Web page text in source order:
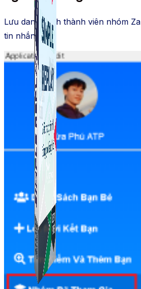
Simple Replay
Lưu danh sách thành viên nhóm
tin nhắn.